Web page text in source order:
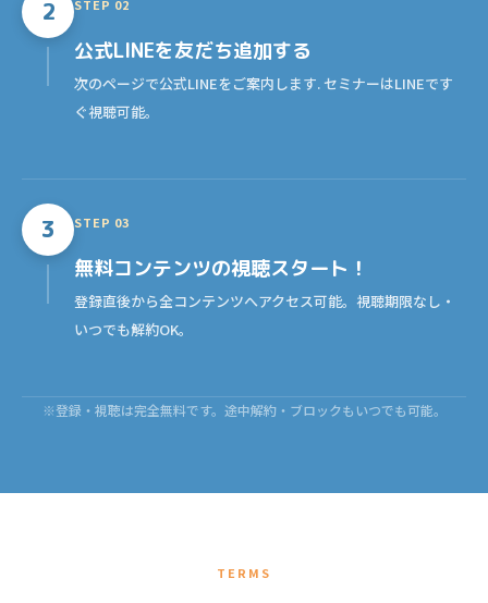
2 STEP 02
公式LINEを友だち追加する
次のページで公式LINEをご案内します. セミナーはLINEです
ぐ視聴可能。
3 STEP 03
無料コンテンツの視聴スタート！
登録直後から全コンテンツへアクセス可能。視聴期限なし・
いつでも解約OK。
※登録・視聴は完全無料です。途中解約・ブロックもいつでも可能。
TERMS